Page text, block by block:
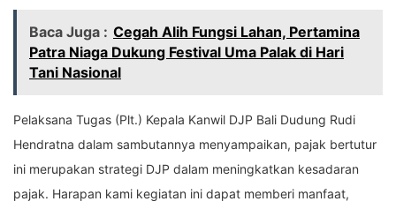
Baca Juga : Cegah Alih Fungsi Lahan, Pertamina
Patra Niaga Dukung Festival Uma Palak di Hari
Tani Nasional
Pelaksana Tugas (Plt.) Kepala Kanwil DJP Bali Dudung Rudi
Hendratna dalam sambutannya menyampaikan, pajak bertutur
ini merupakan strategi DJP dalam meningkatkan kesadaran
pajak. Harapan kami kegiatan ini dapat memberi manfaat,